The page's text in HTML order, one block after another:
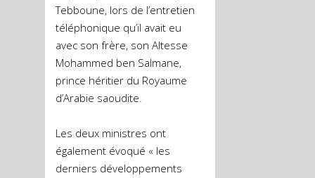
Tebboune, lors de l’entretien
téléphonique qu’il avait eu
avec son frère, son Altesse
Mohammed ben Salmane,
prince héritier du Royaume
d’Arabie saoudite.
Les deux ministres ont
également évoqué « les
derniers développements